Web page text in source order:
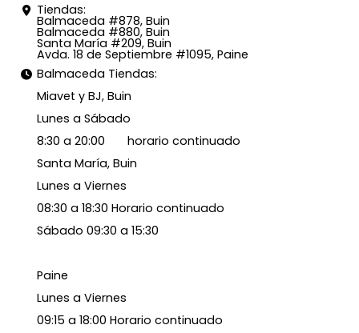
Tiendas:
Balmaceda #878, Buin
Balmaceda #880, Buin
Santa María #209, Buin
Avda. 18 de Septiembre #1095, Paine
Balmaceda Tiendas:
Miavet y BJ, Buin
Lunes a Sábado
8:30 a 20:00 horario continuado
Santa María, Buin
Lunes a Viernes
08:30 a 18:30 Horario continuado
Sábado 09:30 a 15:30
Paine
Lunes a Viernes
09:15 a 18:00 Horario continuado